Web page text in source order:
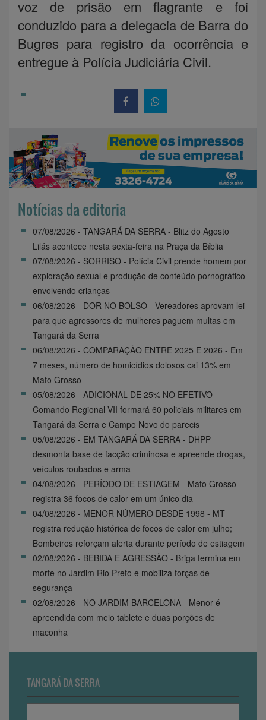
voz de prisão em flagrante e foi
conduzido para a delegacia de Barra do
Bugres para registro da ocorrência e
entregue à Polícia Judiciária Civil.
Notícias da editoria
07/08/2026 - TANGARÁ DA SERRA - Blitz do Agosto
Lilás acontece nesta sexta-feira na Praça da Bíblia
07/08/2026 - SORRISO - Polícia Civil prende homem por
exploração sexual e produção de conteúdo pornográfico
envolvendo crianças
06/08/2026 - DOR NO BOLSO - Vereadores aprovam lei
para que agressores de mulheres paguem multas em
Tangará da Serra
06/08/2026 - COMPARAÇÃO ENTRE 2025 E 2026 - Em
7 meses, número de homicídios dolosos cai 13% em
Mato Grosso
05/08/2026 - ADICIONAL DE 25% NO EFETIVO -
Comando Regional VII formará 60 policiais militares em
Tangará da Serra e Campo Novo do parecis
05/08/2026 - EM TANGARÁ DA SERRA - DHPP
desmonta base de facção criminosa e apreende drogas,
veículos roubados e arma
04/08/2026 - PERÍODO DE ESTIAGEM - Mato Grosso
registra 36 focos de calor em um único dia
04/08/2026 - MENOR NÚMERO DESDE 1998 - MT
registra redução histórica de focos de calor em julho;
Bombeiros reforçam alerta durante período de estiagem
02/08/2026 - BEBIDA E AGRESSÃO - Briga termina em
morte no Jardim Rio Preto e mobiliza forças de
segurança
02/08/2026 - NO JARDIM BARCELONA - Menor é
apreendida com meio tablete e duas porções de
maconha
TANGARÁ DA SERRA